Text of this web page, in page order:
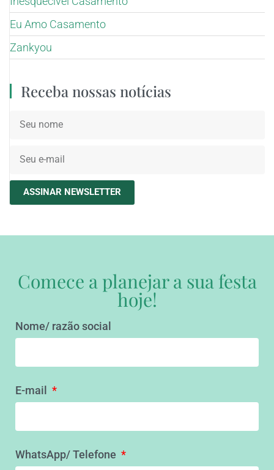
Eu Amo Casamento
Zankyou
Receba nossas notícias
ASSINAR NEWSLETTER
Comece a planejar a sua festa
hoje!
Nome/ razão social
E-mail
WhatsApp/ Telefone